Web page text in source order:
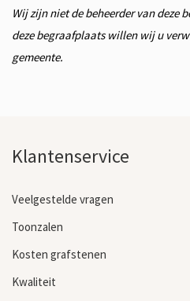
Wij zijn niet de beheerder van deze
deze begraafplaats willen wij u
gemeente.
Klantenservice
Veelgestelde vragen
Toonzalen
Kosten grafstenen
Kwaliteit